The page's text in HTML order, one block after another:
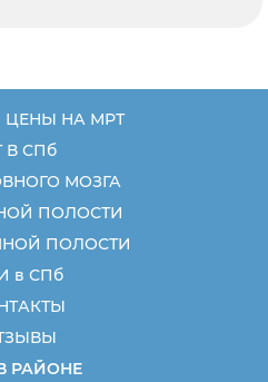
ЦЕНЫ НА МРТ
В СПб
МОЗГА
ПОЛОСТИ
ПОЛОСТИ
в СПб
РАЙОНЕ